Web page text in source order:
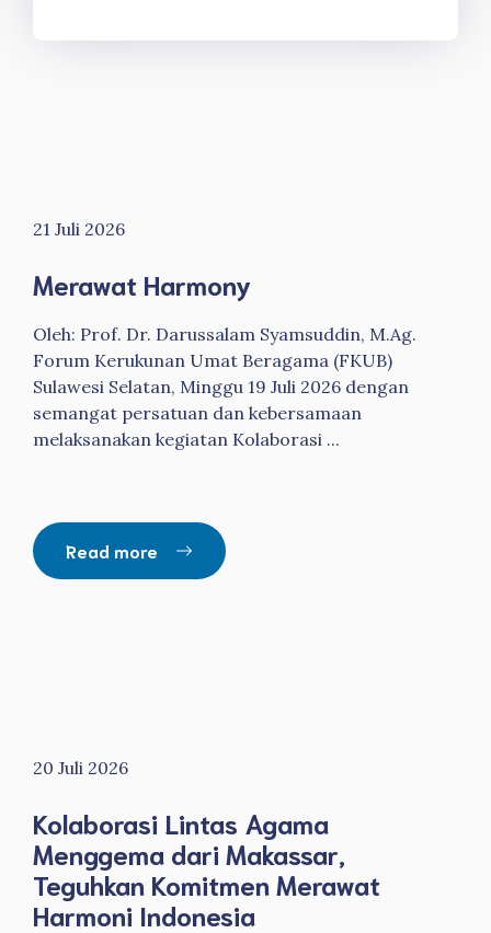
21 Juli 2026
Merawat Harmony
Oleh: Prof. Dr. Darussalam Syamsuddin, M.Ag.
Forum Kerukunan Umat Beragama (FKUB)
Sulawesi Selatan, Minggu 19 Juli 2026 dengan
semangat persatuan dan kebersamaan
melaksanakan kegiatan Kolaborasi ...
Read more
20 Juli 2026
Kolaborasi Lintas Agama
Menggema dari Makassar,
Teguhkan Komitmen Merawat
Harmoni Indonesia